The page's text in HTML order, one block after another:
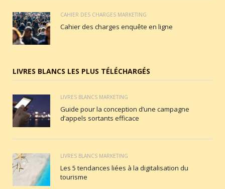
CAHIER DES CHARGES MARKETING
Cahier des charges enquête en ligne
LIVRES BLANCS LES PLUS TÉLÉCHARGÉS
LIVRES BLANCS MARKETING
Guide pour la conception d’une campagne
d’appels sortants efficace
LIVRES BLANCS MARKETING
Les 5 tendances liées à la digitalisation du
tourisme